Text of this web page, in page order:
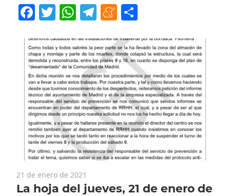
Facebook
Twitter
WhatsApp
Telegram
Meneame
21 de enero de 2021
La hoja del jueves, 21 de enero de